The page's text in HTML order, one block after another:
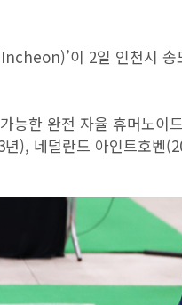
이 2일 인천시 송
능한 완전 자율 휴머노이
), 네덜란드 아인트호벤